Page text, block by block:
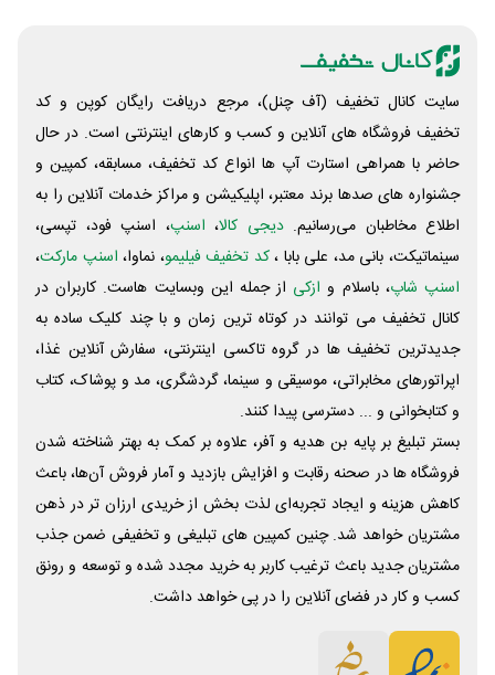
سایت کانال تخفیف (آف چنل)، مرجع دریافت رایگان کوپن و کد
تخفیف فروشگاه های آنلاین و کسب و‌ کارهای اینترنتی است. در حال
حاضر با همراهی استارت آپ ها انواع کد تخفیف، مسابقه، کمپین و
جشنواره های صدها برند معتبر، اپلیکیشن و مراکز خدمات آنلاین را به
اطلاع مخاطبان می‌رسانیم. دیجی کالا، اسنپ، اسنپ فود، تپسی،
سینماتیکت، بانی مد، علی‌ بابا ،کد تخفیف فیلیمو، نماوا، اسنپ مارکت،
اسنپ شاپ، باسلام و ازکی از جمله این وبسایت ‌هاست. کاربران در
کانال تخفیف می توانند در کوتاه ترین زمان و با چند کلیک ساده به
جدیدترین تخفیف ها در گروه تاکسی اینترنتی، سفارش آنلاین غذا،
اپراتورهای مخابراتی، موسیقی و سینما، گردشگری، مد و پوشاک، کتاب
و کتابخوانی و ... دسترسی پیدا کنند.
بستر تبلیغ بر پایه بن هدیه و آفر، علاوه بر کمک به بهتر شناخته شدن
فروشگاه ها در صحنه رقابت و افزایش بازدید و آمار فروش آن‌ها، باعث
کاهش هزینه و ایجاد تجربه‌ای لذت بخش از خریدی ارزان تر در ذهن
مشتریان خواهد شد. چنین کمپین های تبلیغی و تخفیفی ضمن جذب
مشتریان جدید باعث ترغیب کاربر به خرید مجدد شده و توسعه و رونق
کسب و کار در فضای آنلاین را در پی خواهد داشت.